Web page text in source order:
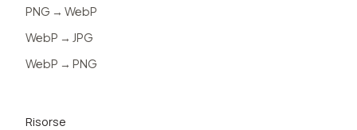
PNG → WebP
WebP → JPG
WebP → PNG
Risorse